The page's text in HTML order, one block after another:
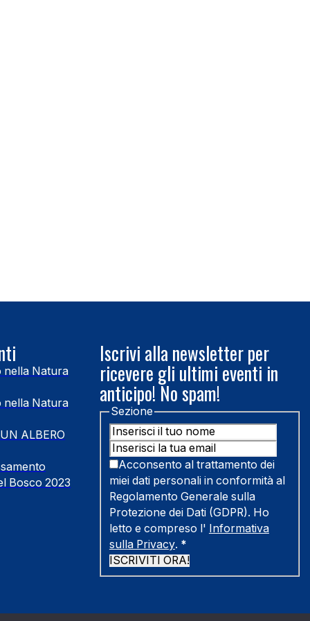
nella Natura
nella Natura
ALBERO
Bosco 2023
Iscrivi alla newsletter per
ricevere gli ultimi eventi in
anticipo! No spam!
Sezione
Acconsento al trattamento dei
miei dati personali in conformità al
Regolamento Generale sulla
Protezione dei Dati (GDPR). Ho
letto e compreso l' Informativa
sulla Privacy. *
ISCRIVITI ORA!